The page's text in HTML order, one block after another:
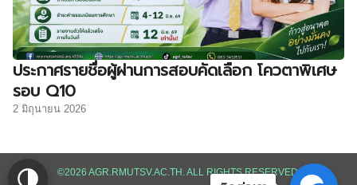
ประกาศรายชื่อผู้ผ่านการสอบคัดเลือก โควตาพิเศษ
รอบ Q10
2 มิถุนายน 2026
©2026 AGR.RMUTSV.AC.TH. ALL RIGHTS RESERVED.